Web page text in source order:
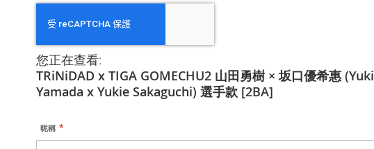
您正在查看:
TRiNiDAD x TIGA GOMECHU2 山田勇樹 × 坂口優希惠 (Yuki
Yamada x Yukie Sakaguchi) 選手款 [2BA]
昵稱